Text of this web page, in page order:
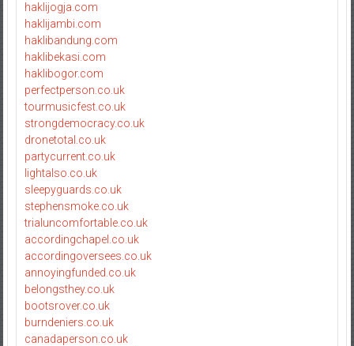
haklijogja.com
haklijambi.com
haklibandung.com
haklibekasi.com
haklibogor.com
perfectperson.co.uk
tourmusicfest.co.uk
strongdemocracy.co.uk
dronetotal.co.uk
partycurrent.co.uk
lightalso.co.uk
sleepyguards.co.uk
stephensmoke.co.uk
trialuncomfortable.co.uk
accordingchapel.co.uk
accordingoversees.co.uk
annoyingfunded.co.uk
belongsthey.co.uk
bootsrover.co.uk
burndeniers.co.uk
canadaperson.co.uk